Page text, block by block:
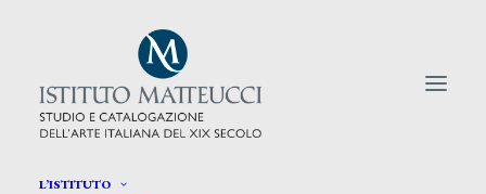
L’ISTITUTO